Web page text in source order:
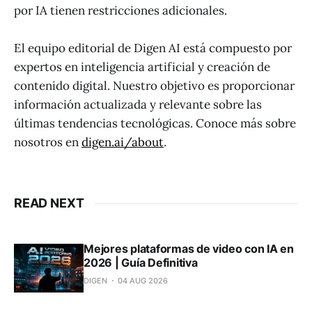
por IA tienen restricciones adicionales.
El equipo editorial de Digen AI está compuesto por
expertos en inteligencia artificial y creación de
contenido digital. Nuestro objetivo es proporcionar
información actualizada y relevante sobre las
últimas tendencias tecnológicas. Conoce más sobre
nosotros endigen.ai/about.
READ NEXT
Mejores plataformas de video con IA en
2026 | Guía Definitiva
DIGEN 04 AUG 2026